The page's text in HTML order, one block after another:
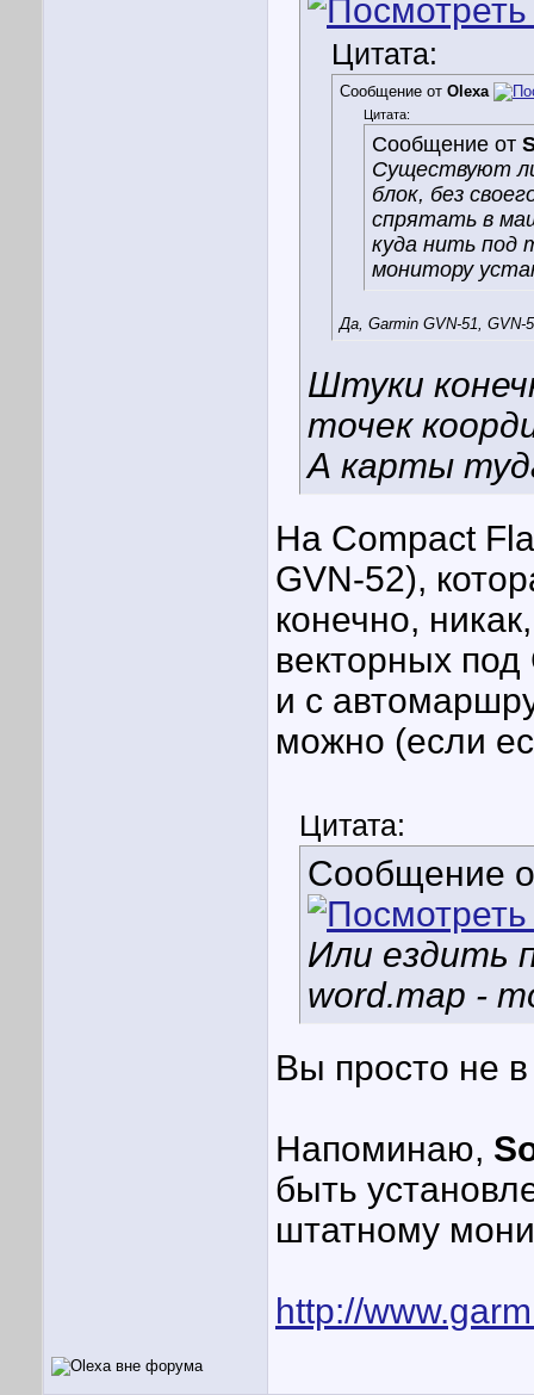
Цитата:
Сообщение от Olexa
Цитата:
Сообщение от
Существуют
блок, без
спрятать в
куда нить под
монитору
Да, Garmin GVN-51, GVN-
Штуки
точек
А карты
На Compact
GVN-52),
конечно,
векторных
и с
можно (если
Цитата:
Сообщение
Или ездить
word.map -
Вы просто не
Напоминаю,
быть
штатному
http://